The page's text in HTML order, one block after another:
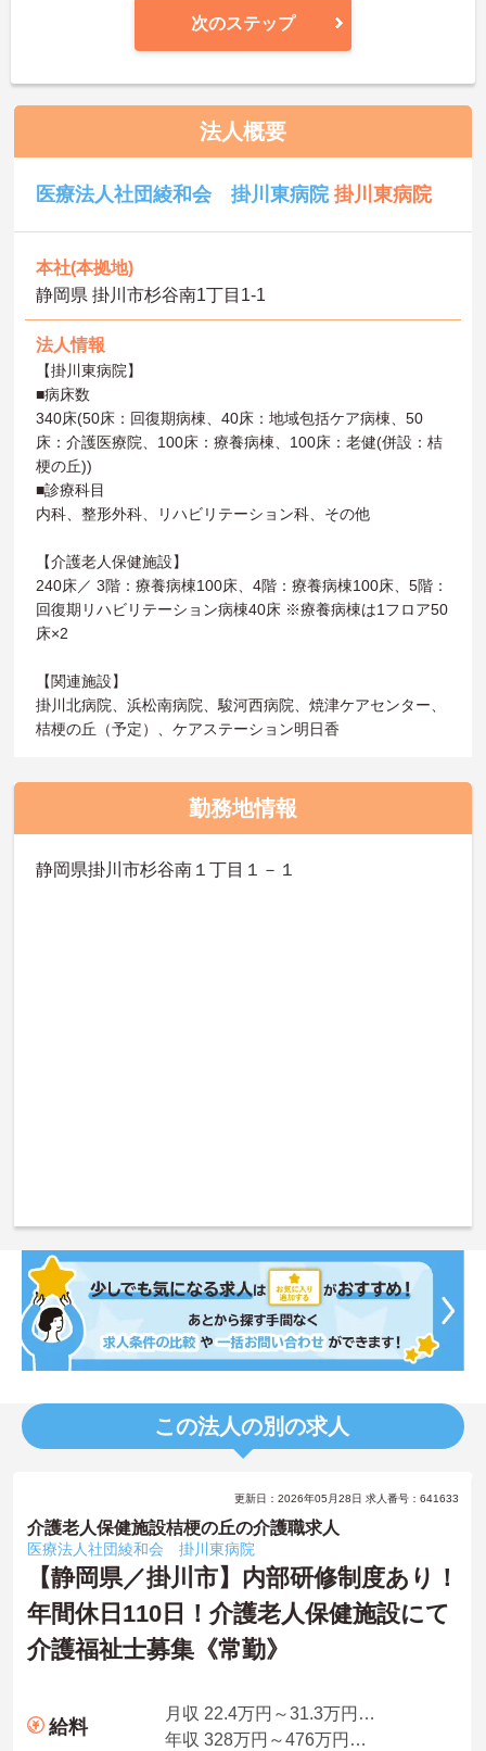
次のステップ
法人概要
医療法人社団綾和会 掛川東病院掛川東病院
本社(本拠地)
静岡県 掛川市杉谷南1丁目1-1
法人情報
【掛川東病院】
■病床数
340床(50床：回復期病棟、40床：地域包括ケア病棟、50
床：介護医療院、100床：療養病棟、100床：老健(併設：桔
梗の丘))
■診療科目
内科、整形外科、リハビリテーション科、その他
【介護老人保健施設】
240床／ 3階：療養病棟100床、4階：療養病棟100床、5階：
回復期リハビリテーション病棟40床 ※療養病棟は1フロア50
床×2
【関連施設】
掛川北病院、浜松南病院、駿河西病院、焼津ケアセンター、
桔梗の丘（予定）、ケアステーション明日香
勤務地情報
静岡県掛川市杉谷南１丁目１－１
この法人の別の求人
更新日：2026年05月28日 求人番号：641633
介護老人保健施設桔梗の丘の介護職求人
医療法人社団綾和会 掛川東病院
【静岡県／掛川市】内部研修制度あり！
年間休日110日！介護老人保健施設にて
介護福祉士募集《常勤》
給料
月収 22.4万円～31.3万円程度（諸手当込）
年収 328万円～476万円程度（諸手当込）